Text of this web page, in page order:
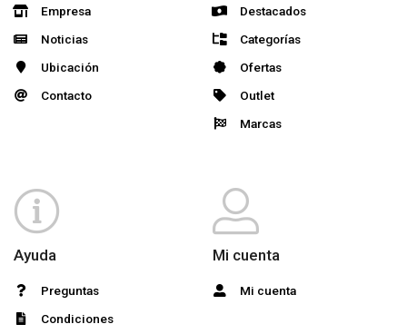
Empresa
Noticias
Ubicación
Contacto
Destacados
Categorías
Ofertas
Outlet
Marcas
Ayuda
Preguntas
Condiciones
Mi cuenta
Mi cuenta